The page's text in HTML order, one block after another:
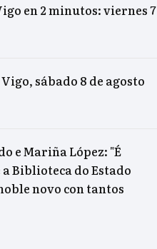
en 2 minutos: viernes 7
sábado 8 de agosto
e Mariña López: "É
Biblioteca do Estado
novo con tantos